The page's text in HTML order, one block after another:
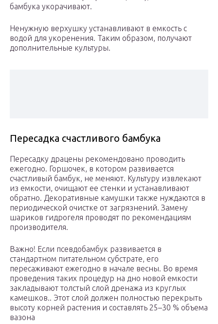
бамбука укорачивают.
Ненужную верхушку устанавливают в емкость с
водой для укоренения. Таким образом, получают
дополнительные культуры.
Пересадка счастливого бамбука
Пересадку драцены рекомендовано проводить
ежегодно. Горшочек, в котором развивается
счастливый бамбук, не меняют. Культуру извлекают
из емкости, очищают ее стенки и устанавливают
обратно. Декоративные камушки также нуждаются в
периодической очистке от загрязнений. Замену
шариков гидрогеля проводят по рекомендациям
производителя.
Важно! Если псевдобамбук развивается в
стандартном питательном субстрате, его
пересаживают ежегодно в начале весны. Во время
проведения таких процедур на дно новой емкости
закладывают толстый слой дренажа из круглых
камешков.. Этот слой должен полностью перекрыть
высоту корней растения и составлять 25–30 % объема
вазона